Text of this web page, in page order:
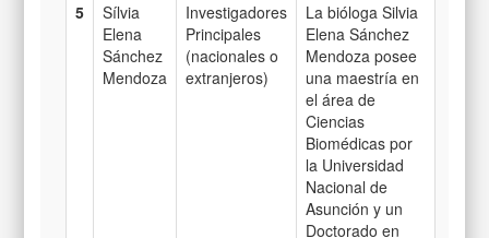
5
Sílvia
Elena
Sánchez
Mendoza
Investigadores
Principales
(nacionales o
extranjeros)
La bióloga Silvia
Elena Sánchez
Mendoza posee
una maestría en
el área de
Ciencias
Biomédicas por
la Universidad
Nacional de
Asunción y un
Doctorado en